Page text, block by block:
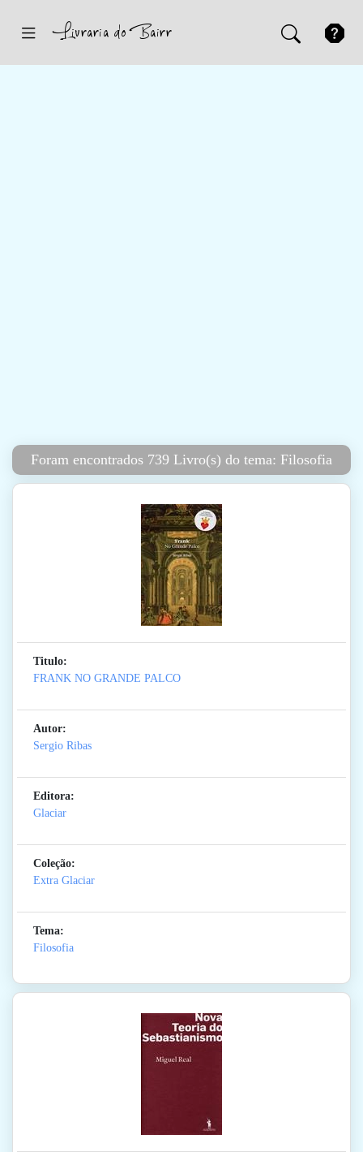
Foram encontrados 739 Livro(s) do tema: Filosofia
Titulo:
FRANK NO GRANDE PALCO
Autor:
Sergio Ribas
Editora:
Glaciar
Coleção:
Extra Glaciar
Tema:
Filosofia